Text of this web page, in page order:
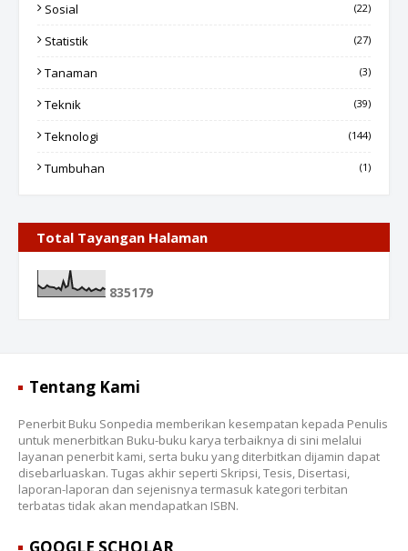
Sosial (22)
Statistik (27)
Tanaman (3)
Teknik (39)
Teknologi (144)
Tumbuhan (1)
Total Tayangan Halaman
835179
Tentang Kami
Penerbit Buku Sonpedia memberikan kesempatan kepada Penulis
untuk menerbitkan Buku-buku karya terbaiknya di sini melalui
layanan penerbit kami, serta buku yang diterbitkan dijamin dapat
disebarluaskan. Tugas akhir seperti Skripsi, Tesis, Disertasi,
laporan-laporan dan sejenisnya termasuk kategori terbitan
terbatas tidak akan mendapatkan ISBN.